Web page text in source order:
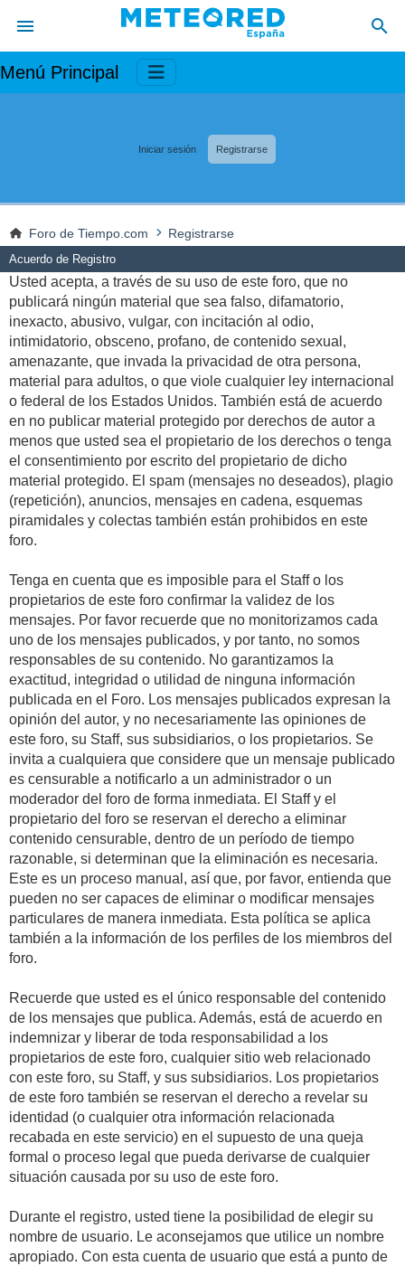
Menú Principal
Iniciar sesión Registrarse
Foro de Tiempo.com Registrarse
Acuerdo de Registro
Usted acepta, a través de su uso de este foro, que no
publicará ningún material que sea falso, difamatorio,
inexacto, abusivo, vulgar, con incitación al odio,
intimidatorio, obsceno, profano, de contenido sexual,
amenazante, que invada la privacidad de otra persona,
material para adultos, o que viole cualquier ley internacional
o federal de los Estados Unidos. También está de acuerdo
en no publicar material protegido por derechos de autor a
menos que usted sea el propietario de los derechos o tenga
el consentimiento por escrito del propietario de dicho
material protegido. El spam (mensajes no deseados), plagio
(repetición), anuncios, mensajes en cadena, esquemas
piramidales y colectas también están prohibidos en este
foro.
Tenga en cuenta que es imposible para el Staff o los
propietarios de este foro confirmar la validez de los
mensajes. Por favor recuerde que no monitorizamos cada
uno de los mensajes publicados, y por tanto, no somos
responsables de su contenido. No garantizamos la
exactitud, integridad o utilidad de ninguna información
publicada en el Foro. Los mensajes publicados expresan la
opinión del autor, y no necesariamente las opiniones de
este foro, su Staff, sus subsidiarios, o los propietarios. Se
invita a cualquiera que considere que un mensaje publicado
es censurable a notificarlo a un administrador o un
moderador del foro de forma inmediata. El Staff y el
propietario del foro se reservan el derecho a eliminar
contenido censurable, dentro de un período de tiempo
razonable, si determinan que la eliminación es necesaria.
Este es un proceso manual, así que, por favor, entienda que
pueden no ser capaces de eliminar o modificar mensajes
particulares de manera inmediata. Esta política se aplica
también a la información de los perfiles de los miembros del
foro.
Recuerde que usted es el único responsable del contenido
de los mensajes que publica. Además, está de acuerdo en
indemnizar y liberar de toda responsabilidad a los
propietarios de este foro, cualquier sitio web relacionado
con este foro, su Staff, y sus subsidiarios. Los propietarios
de este foro también se reservan el derecho a revelar su
identidad (o cualquier otra información relacionada
recabada en este servicio) en el supuesto de una queja
formal o proceso legal que pueda derivarse de cualquier
situación causada por su uso de este foro.
Durante el registro, usted tiene la posibilidad de elegir su
nombre de usuario. Le aconsejamos que utilice un nombre
apropiado. Con esta cuenta de usuario que está a punto de